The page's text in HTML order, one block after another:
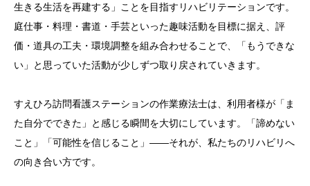
生きる生活を再建する」ことを目指すリハビリテーションです。
庭仕事・料理・書道・手芸といった趣味活動を目標に据え、評
価・道具の工夫・環境調整を組み合わせることで、「もうできな
い」と思っていた活動が少しずつ取り戻されていきます。
すえひろ訪問看護ステーションの作業療法士は、利用者様が「ま
た自分でできた」と感じる瞬間を大切にしています。「諦めない
こと」「可能性を信じること」——それが、私たちのリハビリへ
の向き合い方です。